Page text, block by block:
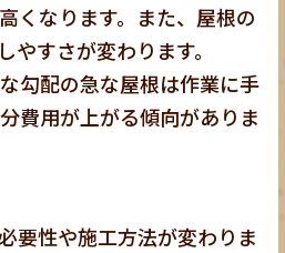
くなります。また、屋根の
やすさが変わります。
勾配の急な屋根は作業に手
費用が上がる傾向がありま
要性や施工方法が変わりま